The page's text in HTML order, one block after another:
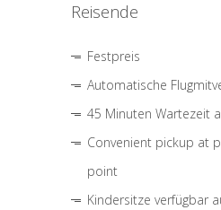
Reisende
Festpreis
Automatische
45 Minuten Wartezeit
Convenient pickup at
point
Kindersitze verfügbar